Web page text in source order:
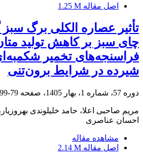
اصل مقاله 1.25 M
تأثیر عصاره الکلی برگ
چای سبز بر کاهش تولید
فراسنجه‌های تخمیر
شیرده در شرایط برون‌تنی
دوره 57، شماره 1، بهار 1405، صفحه 79-99
مریم صاحبی اعلا، حامد خلیلوندی
احسان عناصری
مشاهده مقاله
اصل مقاله 2.14 M